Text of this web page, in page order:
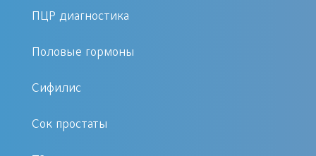
хламидиоз;
микоплазмоз;
гонорея и др.
ПЦР диагностика
Половые гормоны
Сифилис
Сок простаты